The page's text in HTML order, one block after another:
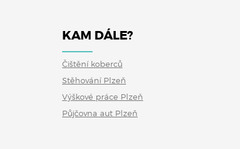
KAM DÁLE?
Čištění koberců
Stěhování Plzeň
Výškové práce Plzeň
Půjčovna aut Plzeň